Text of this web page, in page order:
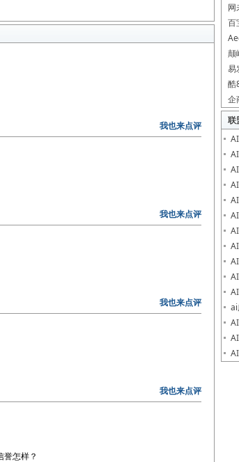
我也来点评
我也来点评
我也来点评
我也来点评
怎样？
网
百
颠
易
酷
企
联